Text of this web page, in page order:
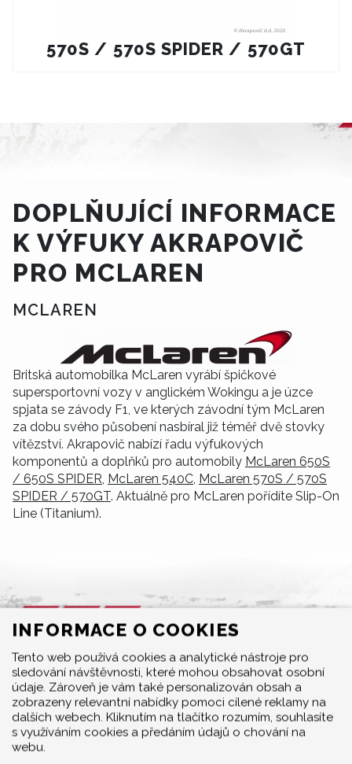
570S / 570S SPIDER / 570GT
DOPLŇUJÍCÍ INFORMACE
K VÝFUKY AKRAPOVIČ
PRO MCLAREN
MCLAREN
Britská automobilka McLaren vyrábí špičkové
supersportovní vozy v anglickém Wokingu a je úzce
spjata se závody F1, ve kterých závodní tým McLaren
za dobu svého působení nasbíral již téměř dvě stovky
vítězství. Akrapovič nabízí řadu výfukových
komponentů a doplňků pro automobily McLaren 650S
/ 650S SPIDER McLaren 540C McLaren 570S / 570S
SPIDER / 570GT. Aktuálně pro McLaren pořídíte Slip-On
Line (Titanium).
Produkty
O značce
Multimedia
O nás
INFORMACE O COOKIES
Tento web používá cookies a analytické nástroje pro
sledování návštěvnosti, které mohou obsahovat osobní
údaje. Zároveň je vám také personalizován obsah a
zobrazeny relevantní nabídky pomoci cílené reklamy na
dalších webech. Kliknutím na tlačítko rozumím, souhlasíte
s využíváním cookies a předáním údajů o chování na
webu.